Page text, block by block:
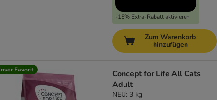
-15% Extra-Rabatt aktivieren
Zum Warenkorb
hinzufügen
Favorit
Concept for Life All Cats
Adult
NEU: 3 kg